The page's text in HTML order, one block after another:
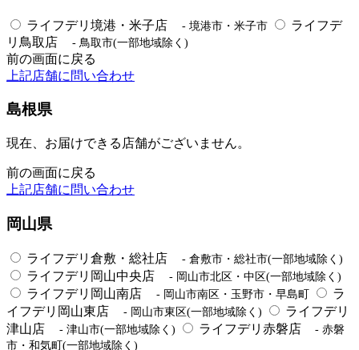
ライフデリ境港・米子店 - 境港市・米子市
ライフデ
リ鳥取店
- 鳥取市(一部地域除く)
前の画面に戻る
上記店舗に問い合わせ
島根県
現在、お届けできる店舗がございません。
前の画面に戻る
上記店舗に問い合わせ
岡山県
ライフデリ倉敷・総社店 - 倉敷市・総社市(一部地域除く)
ライフデリ岡山中央店 - 岡山市北区・中区(一部地域除く)
ライフデリ岡山南店 - 岡山市南区・玉野市・早島町
ラ
イフデリ岡山東店
- 岡山市東区(一部地域除く)
ライフデリ
津山店
- 津山市(一部地域除く) ライフデリ赤磐店
- 赤磐
市・和気町(一部地域除く)